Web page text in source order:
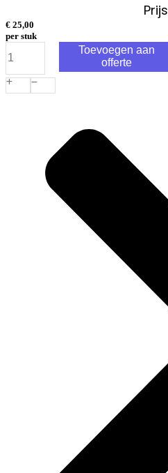
Prijs
€ 25,00
per stuk
Lite
RING
68
grondspot
Toevoegen aan
offerte